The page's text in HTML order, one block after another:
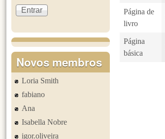
Página de
livro
Página
básica
Novos membros
Loria Smith
fabiano
Ana
Isabella Nobre
igor.oliveira